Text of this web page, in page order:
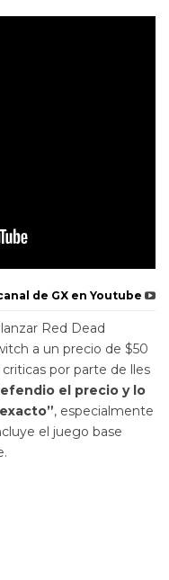
de GX en Youtube
Red Dead
a un precio de $50
por parte de lles
el precio y lo
, especialmente
el juego base